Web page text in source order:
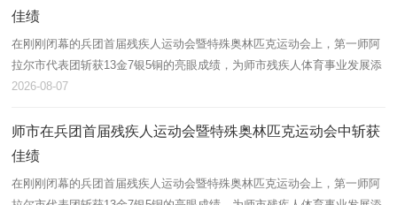
佳绩
在刚刚闭幕的兵团首届残疾人运动会暨特殊奥林匹克运动会上，第一师阿
拉尔市代表团斩获13金7银5铜的亮眼成绩，为师市残疾人体育事业发展添
上浓墨重彩的一笔。
2026-08-07
师市在兵团首届残疾人运动会暨特殊奥林匹克运动会中斩获
佳绩
在刚刚闭幕的兵团首届残疾人运动会暨特殊奥林匹克运动会上，第一师阿